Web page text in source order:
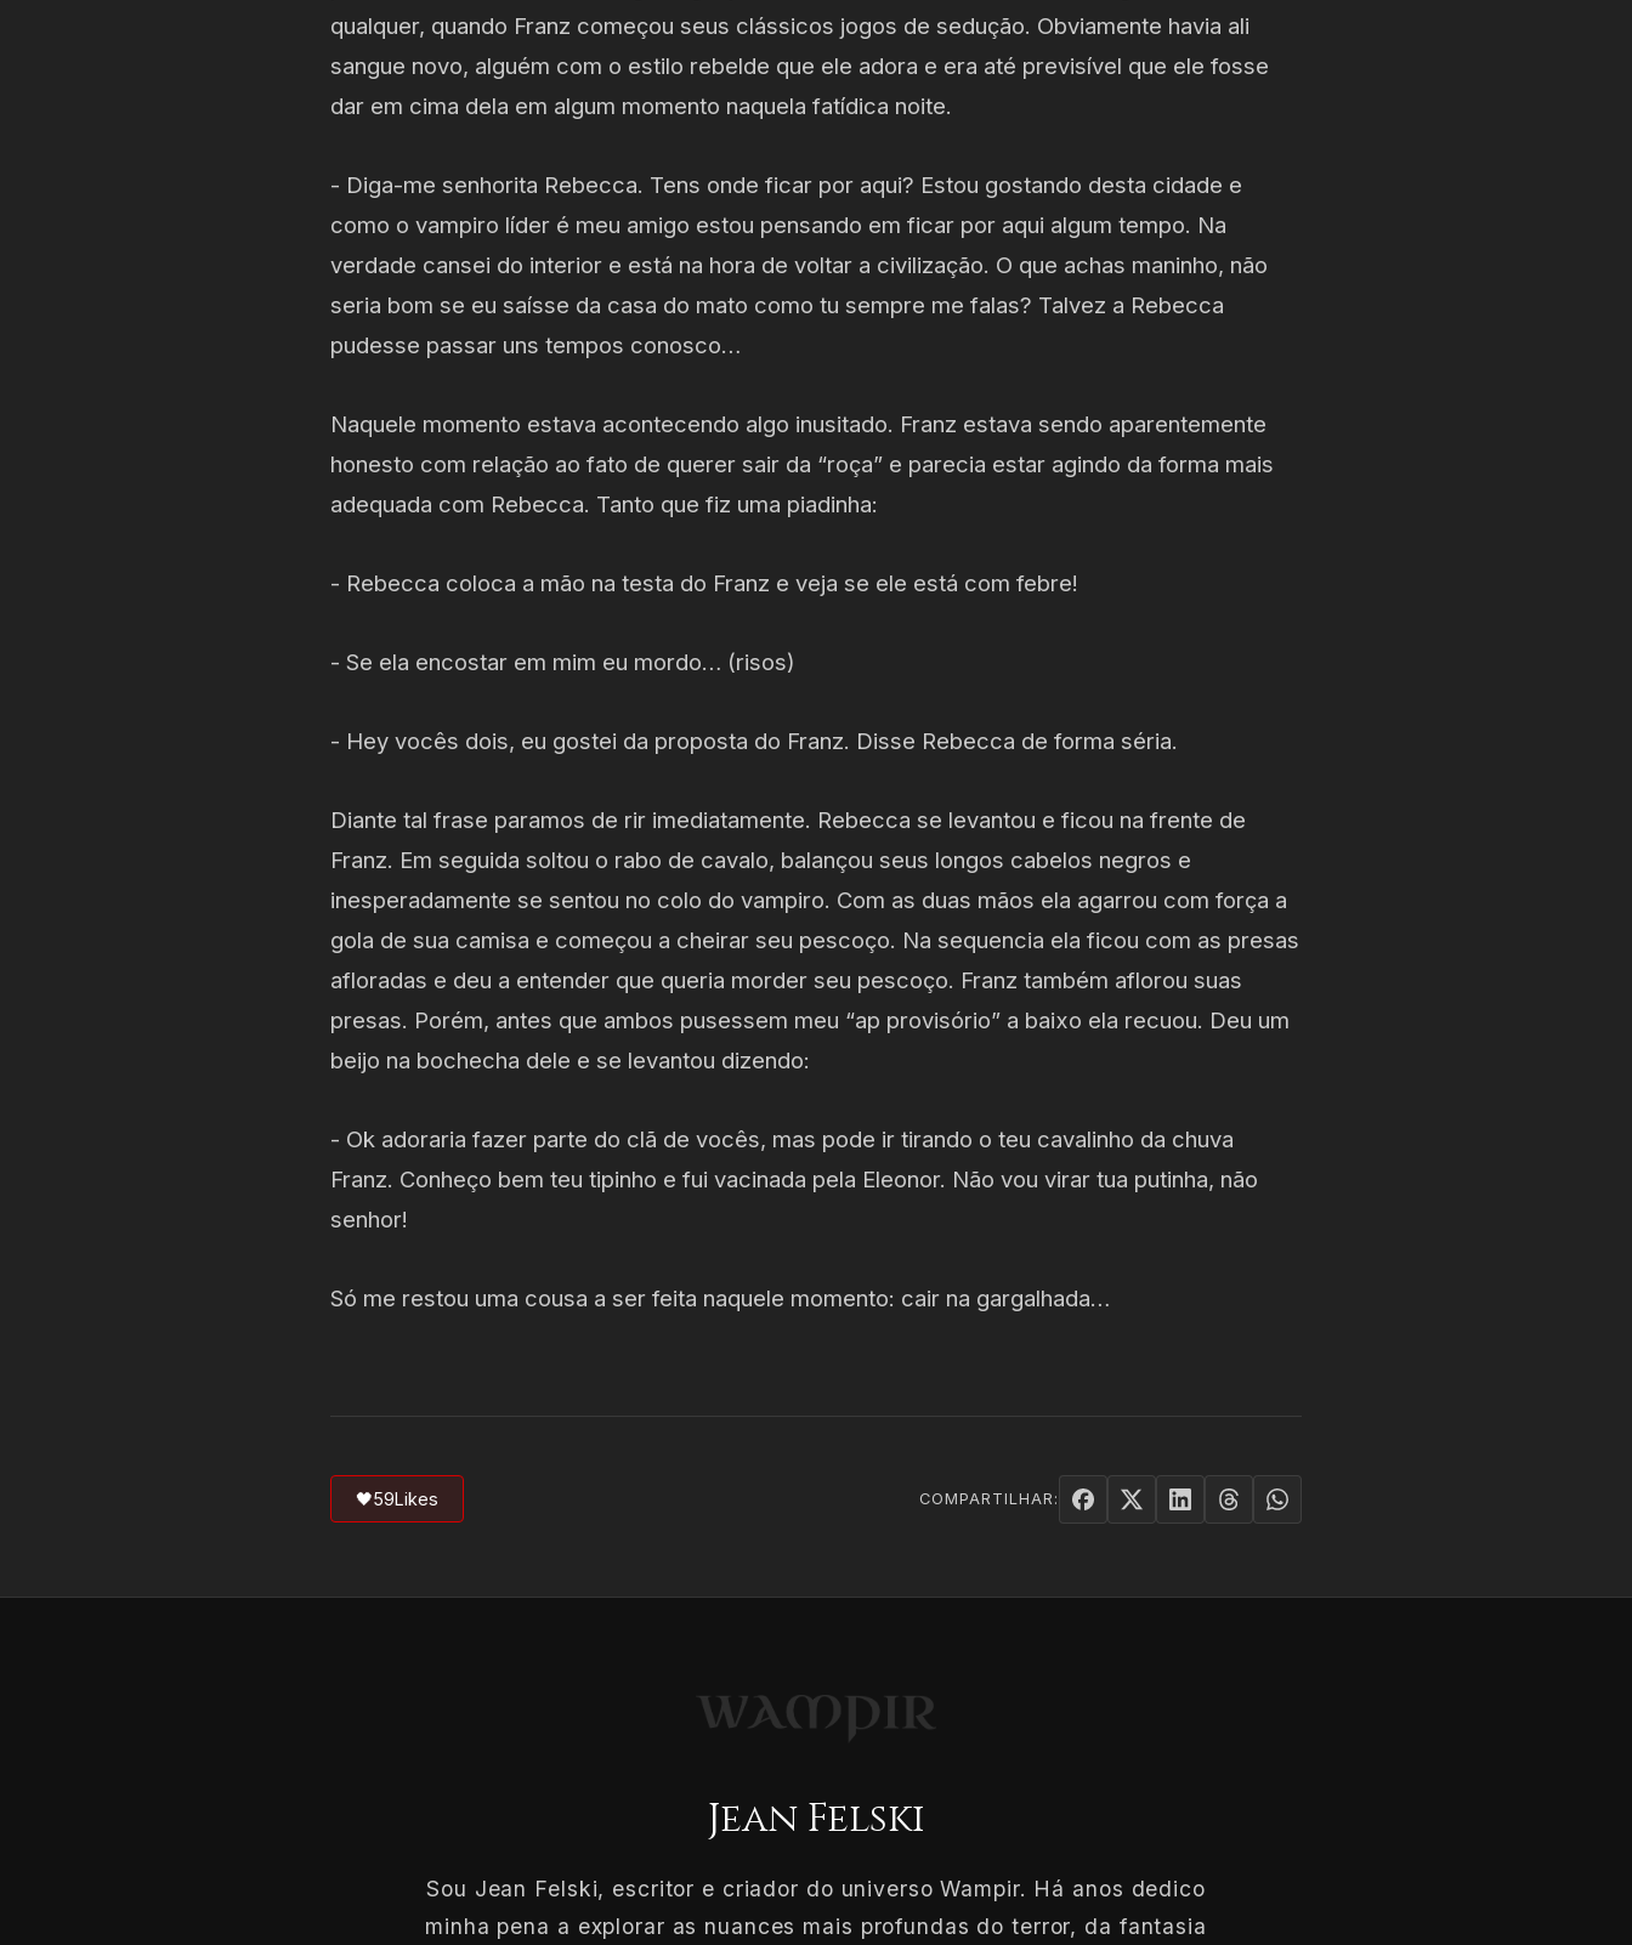
qualquer, quando Franz começou seus clássicos jogos de sedução. Obviamente havia ali
sangue novo, alguém com o estilo rebelde que ele adora e era até previsível que ele fosse
dar em cima dela em algum momento naquela fatídica noite.
- Diga-me senhorita Rebecca. Tens onde ficar por aqui? Estou gostando desta cidade e
como o vampiro líder é meu amigo estou pensando em ficar por aqui algum tempo. Na
verdade cansei do interior e está na hora de voltar a civilização. O que achas maninho, não
seria bom se eu saísse da casa do mato como tu sempre me falas? Talvez a Rebecca
pudesse passar uns tempos conosco…
Naquele momento estava acontecendo algo inusitado. Franz estava sendo aparentemente
honesto com relação ao fato de querer sair da “roça” e parecia estar agindo da forma mais
adequada com Rebecca. Tanto que fiz uma piadinha:
- Rebecca coloca a mão na testa do Franz e veja se ele está com febre!
- Se ela encostar em mim eu mordo… (risos)
- Hey vocês dois, eu gostei da proposta do Franz. Disse Rebecca de forma séria.
Diante tal frase paramos de rir imediatamente. Rebecca se levantou e ficou na frente de
Franz. Em seguida soltou o rabo de cavalo, balançou seus longos cabelos negros e
inesperadamente se sentou no colo do vampiro. Com as duas mãos ela agarrou com força a
gola de sua camisa e começou a cheirar seu pescoço. Na sequencia ela ficou com as presas
afloradas e deu a entender que queria morder seu pescoço. Franz também aflorou suas
presas. Porém, antes que ambos pusessem meu “ap provisório” a baixo ela recuou. Deu um
beijo na bochecha dele e se levantou dizendo:
- Ok adoraria fazer parte do clã de vocês, mas pode ir tirando o teu cavalinho da chuva
Franz. Conheço bem teu tipinho e fui vacinada pela Eleonor. Não vou virar tua putinha, não
senhor!
Só me restou uma cousa a ser feita naquele momento: cair na gargalhada…
🖤59Likes COMPARTILHAR:
Jean Felski
Sou Jean Felski, escritor e criador do universo Wampir. Há anos dedico
minha pena a explorar as nuances mais profundas do terror, da fantasia